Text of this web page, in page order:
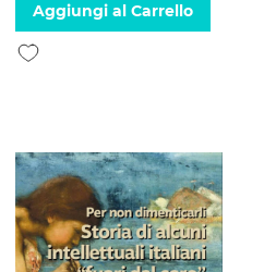
Aggiungi al Carrello
Aggiungi alla lista desideri